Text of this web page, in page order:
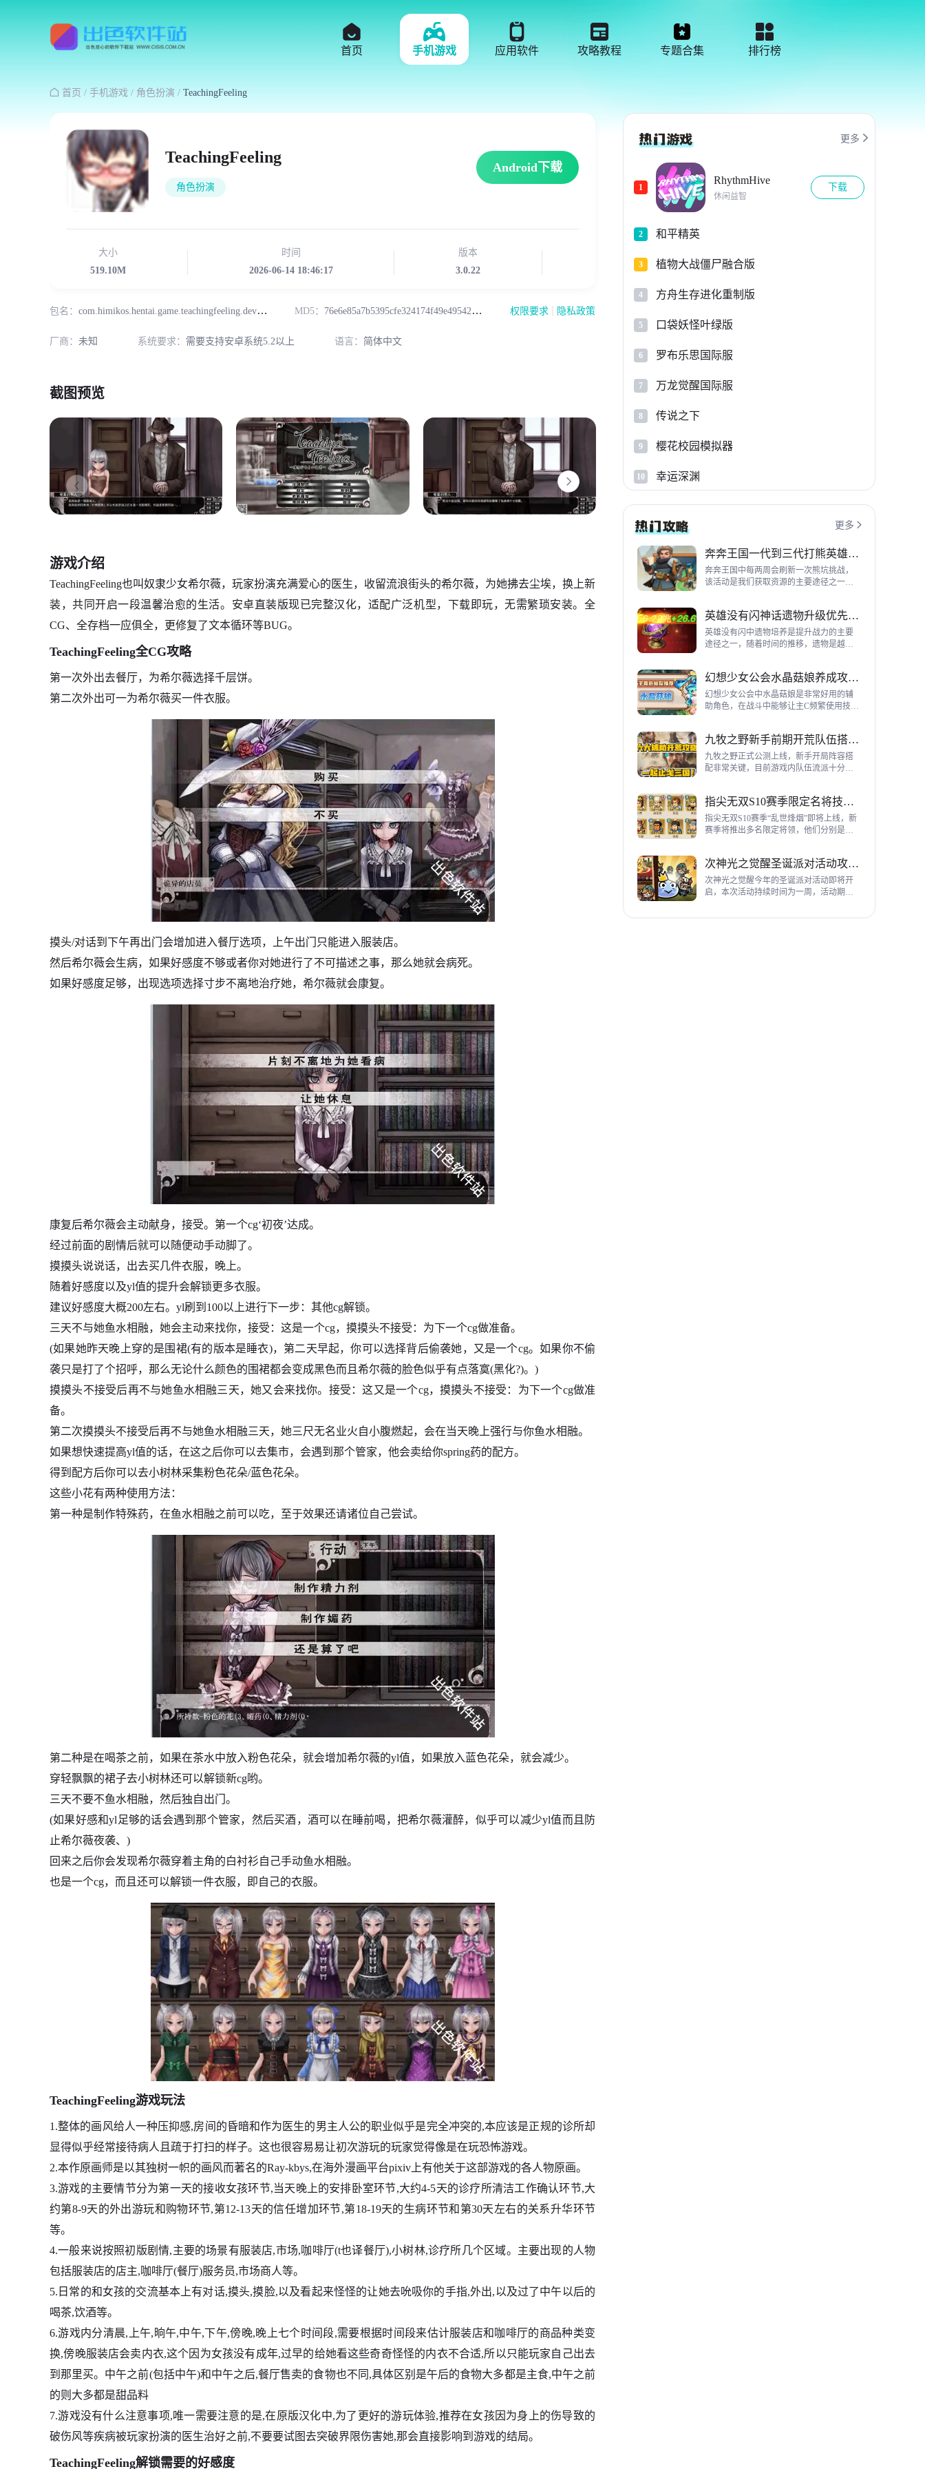
首页 手机游戏 应用软件 攻略教程 专题合集 排行榜
 首页 / 手机游戏 / 角色扮演 / TeachingFeeling
TeachingFeeling
角色扮演
Android下载
大小
519.10M
时间
2026-06-14 18:46:17
版本
3.0.22
包名： com.himikos.hentai.game.teachingfeeling.dev MD5： 76e6e85a7b5395cfe324174f49e49542 权限要求 隐私政策
厂商： 未知 系统要求： 需要支持安卓系统5.2以上 语言： 简体中文
截图预览
游戏介绍
TeachingFeeling也叫奴隶少女希尔薇，玩家扮演充满爱心的医生，收留流浪街头的希尔薇，为她拂去尘埃，换上新
装，共同开启一段温馨治愈的生活。安卓直装版现已完整汉化，适配广泛机型，下载即玩，无需繁琐安装。全
CG、全存档一应俱全，更修复了文本循环等BUG。
TeachingFeeling全CG攻略
第一次外出去餐厅，为希尔薇选择千层饼。
第二次外出可一为希尔薇买一件衣服。
摸头/对话到下午再出门会增加进入餐厅选项，上午出门只能进入服装店。
然后希尔薇会生病，如果好感度不够或者你对她进行了不可描述之事，那么她就会病死。
如果好感度足够，出现选项选择寸步不离地治疗她，希尔薇就会康复。
康复后希尔薇会主动献身，接受。第一个cg‘初夜’达成。
经过前面的剧情后就可以随便动手动脚了。
摸摸头说说话，出去买几件衣服，晚上。
随着好感度以及yl值的提升会解锁更多衣服。
建议好感度大概200左右。yl刷到100以上进行下一步：其他cg解锁。
三天不与她鱼水相融，她会主动来找你，接受：这是一个cg，摸摸头不接受：为下一个cg做准备。
(如果她昨天晚上穿的是围裙(有的版本是睡衣)，第二天早起，你可以选择背后偷袭她，又是一个cg。如果你不偷
袭只是打了个招呼，那么无论什么颜色的围裙都会变成黑色而且希尔薇的脸色似乎有点落寞(黑化?)。)
摸摸头不接受后再不与她鱼水相融三天，她又会来找你。接受：这又是一个cg，摸摸头不接受：为下一个cg做准
备。
第二次摸摸头不接受后再不与她鱼水相融三天，她三尺无名业火自小腹燃起，会在当天晚上强行与你鱼水相融。
如果想快速提高yl值的话，在这之后你可以去集市，会遇到那个管家，他会卖给你spring药的配方。
得到配方后你可以去小树林采集粉色花朵/蓝色花朵。
这些小花有两种使用方法：
第一种是制作特殊药，在鱼水相融之前可以吃，至于效果还请诸位自己尝试。
第二种是在喝茶之前，如果在茶水中放入粉色花朵，就会增加希尔薇的yl值，如果放入蓝色花朵，就会减少。
穿轻飘飘的裙子去小树林还可以解锁新cg哟。
三天不要不鱼水相融，然后独自出门。
(如果好感和yl足够的话会遇到那个管家，然后买酒，酒可以在睡前喝，把希尔薇灌醉，似乎可以减少yl值而且防
止希尔薇夜袭、)
回来之后你会发现希尔薇穿着主角的白衬衫自己手动鱼水相融。
也是一个cg，而且还可以解锁一件衣服，即自己的衣服。
TeachingFeeling游戏玩法
1.整体的画风给人一种压抑感,房间的昏暗和作为医生的男主人公的职业似乎是完全冲突的,本应该是正规的诊所却
显得似乎经常接待病人且疏于打扫的样子。这也很容易易让初次游玩的玩家觉得像是在玩恐怖游戏。
2.本作原画师是以其独树一帜的画风而著名的Ray-kbys,在海外漫画平台pixiv上有他关于这部游戏的各人物原画。
3.游戏的主要情节分为第一天的接收女孩环节,当天晚上的安排卧室环节,大约4-5天的诊疗所清洁工作确认环节,大
约第8-9天的外出游玩和购物环节,第12-13天的信任增加环节,第18-19天的生病环节和第30天左右的关系升华环节
等。
4.一般来说按照初版剧情,主要的场景有服装店,市场,咖啡厅(t也译餐厅),小树林,诊疗所几个区域。主要出现的人物
包括服装店的店主,咖啡厅(餐厅)服务员,市场商人等。
5.日常的和女孩的交流基本上有对话,摸头,摸脸,以及看起来怪怪的让她去吮吸你的手指,外出,以及过了中午以后的
喝茶,饮酒等。
6.游戏内分清晨,上午,晌午,中午,下午,傍晚,晚上七个时间段,需要根据时间段来估计服装店和咖啡厅的商品种类变
换,傍晚服装店会卖内衣,这个因为女孩没有成年,过早的给她看这些奇奇怪怪的内衣不合适,所以只能玩家自己出去
到那里买。中午之前(包括中午)和中午之后,餐厅售卖的食物也不同,具体区别是午后的食物大多都是主食,中午之前
的则大多都是甜品料
7.游戏没有什么注意事项,唯一需要注意的是,在原版汉化中,为了更好的游玩体验,推荐在女孩因为身上的伤导致的
破伤风等疾病被玩家扮演的医生治好之前,不要要试图去突破界限伤害她,那会直接影响到游戏的结局。
TeachingFeeling解锁需要的好感度
更多 
1
RhythmHive
休闲益智
下载
2 和平精英
3 植物大战僵尸融合版
4 方舟生存进化重制版
5 口袋妖怪叶绿版
6 罗布乐思国际服
7 万龙觉醒国际服
8 传说之下
9 樱花校园模拟器
10 幸运深渊
更多 
奔奔王国一代到三代打熊英雄推荐
奔奔王国中每两周会刷新一次熊坑挑战，
该活动是我们获取资源的主要途径之一，
到三代打熊英雄选择建议，各位参考一
下。
英雄没有闪神话遗物升级优先级指南
英雄没有闪中遗物培养是提升战力的主要
途径之一，随着时间的推移，遗物是越来
神话遗物升级优先级建议。
幻想少女公会水晶菇娘养成攻略详解
幻想少女公会中水晶菇娘是非常好用的辅
助角色，在战斗中能够让主C频繁使用技
成全方位指南，大家来看看吧。
九牧之野新手前期开荒队伍搭配指南
九牧之野正式公测上线，新手开局阵容搭
配非常关键，目前游戏内队伍流派十分丰
前期开荒阵容搭配详细攻略。
指尖无双S10赛季限定名将技能一览
指尖无双S10赛季“乱世烽烟”即将上线，新
赛季将推出多名限定将领，他们分别是：
了解一下吧。
次神光之觉醒圣诞派对活动攻略指南
次神光之觉醒今年的圣诞派对活动即将开
启，本次活动持续时间为一周，活动期间
来提升活动等级领取对应奖励，下面为大